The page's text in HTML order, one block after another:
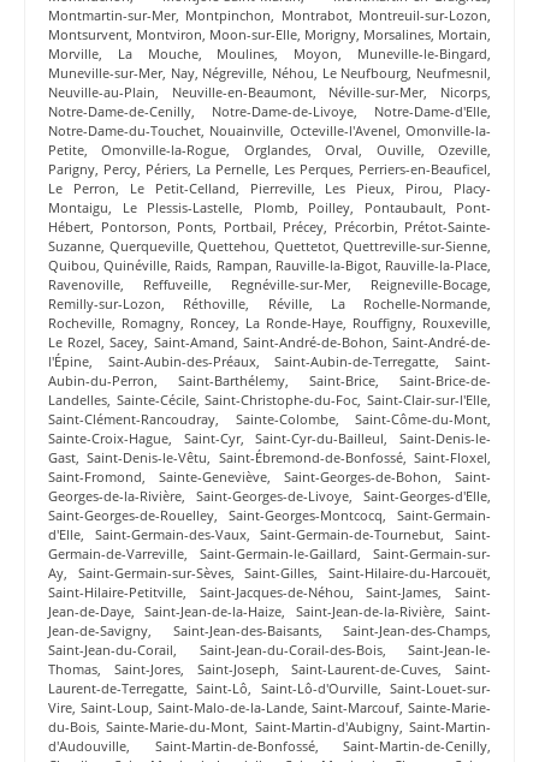
Montmartin-sur-Mer, Montpinchon, Montrabot, Montreuil-sur-Lozon,
Montsurvent, Montviron, Moon-sur-Elle, Morigny, Morsalines, Mortain,
Morville, La Mouche, Moulines, Moyon, Muneville-le-Bingard,
Muneville-sur-Mer, Nay, Négreville, Néhou, Le Neufbourg, Neufmesnil,
Neuville-au-Plain, Neuville-en-Beaumont, Néville-sur-Mer, Nicorps,
Notre-Dame-de-Cenilly, Notre-Dame-de-Livoye, Notre-Dame-d'Elle,
Notre-Dame-du-Touchet, Nouainville, Octeville-l'Avenel,Omonville-la-
Petite,Omonville-la-Rogue, Orglandes,Orval, Ouville,Ozeville,
Parigny, Percy, Périers, La Pernelle, Les Perques, Perriers-en-Beauficel,
Le Perron, Le Petit-Celland, Pierreville, Les Pieux, Pirou, Placy-
Montaigu, Le Plessis-Lastelle, Plomb, Poilley, Pontaubault, Pont-
Hébert, Pontorson, Ponts, Portbail, Précey, Précorbin, Prétot-Sainte-
Suzanne, Querqueville, Quettehou, Quettetot, Quettreville-sur-Sienne,
Quibou,Quinéville, Raids, Rampan, Rauville-la-Bigot, Rauville-la-Place,
Ravenoville, Reffuveille, Regnéville-sur-Mer, Reigneville-Bocage,
Remilly-sur-Lozon, Réthoville, Réville, La Rochelle-Normande,
Rocheville, Romagny, Roncey, La Ronde-Haye, Rouffigny, Rouxeville,
Le Rozel,Sacey, Saint-Amand, Saint-André-de-Bohon,Saint-André-de-
l'Épine, Saint-Aubin-des-Préaux,Saint-Aubin-de-Terregatte,Saint-
Aubin-du-Perron, Saint-Barthélemy, Saint-Brice, Saint-Brice-de-
Landelles, Sainte-Cécile,Saint-Christophe-du-Foc,Saint-Clair-sur-l'Elle,
Saint-Clément-Rancoudray, Sainte-Colombe, Saint-Côme-du-Mont,
Sainte-Croix-Hague, Saint-Cyr,Saint-Cyr-du-Bailleul,Saint-Denis-le-
Gast,Saint-Denis-le-Vêtu, Saint-Ébremond-de-Bonfossé,Saint-Floxel,
Saint-Fromond, Sainte-Geneviève, Saint-Georges-de-Bohon, Saint-
Georges-de-la-Rivière, Saint-Georges-de-Livoye, Saint-Georges-d'Elle,
Saint-Georges-de-Rouelley, Saint-Georges-Montcocq, Saint-Germain-
d'Elle, Saint-Germain-des-Vaux,Saint-Germain-de-Tournebut,Saint-
Germain-de-Varreville, Saint-Germain-le-Gaillard, Saint-Germain-sur-
Ay, Saint-Germain-sur-Sèves,Saint-Gilles,Saint-Hilaire-du-Harcouët,
Saint-Hilaire-Petitville, Saint-Jacques-de-Néhou,Saint-James,Saint-
Jean-de-Daye,Saint-Jean-de-la-Haize, Saint-Jean-de-la-Rivière,Saint-
Jean-de-Savigny, Saint-Jean-des-Baisants, Saint-Jean-des-Champs,
Saint-Jean-du-Corail, Saint-Jean-du-Corail-des-Bois, Saint-Jean-le-
Thomas, Saint-Jores, Saint-Joseph,Saint-Laurent-de-Cuves, Saint-
Laurent-de-Terregatte,Saint-Lô, Saint-Lô-d'Ourville,Saint-Louet-sur-
Vire, Saint-Loup, Saint-Malo-de-la-Lande,Saint-Marcouf, Sainte-Marie-
du-Bois,Sainte-Marie-du-Mont, Saint-Martin-d'Aubigny,Saint-Martin-
d'Audouville, Saint-Martin-de-Bonfossé, Saint-Martin-de-Cenilly,